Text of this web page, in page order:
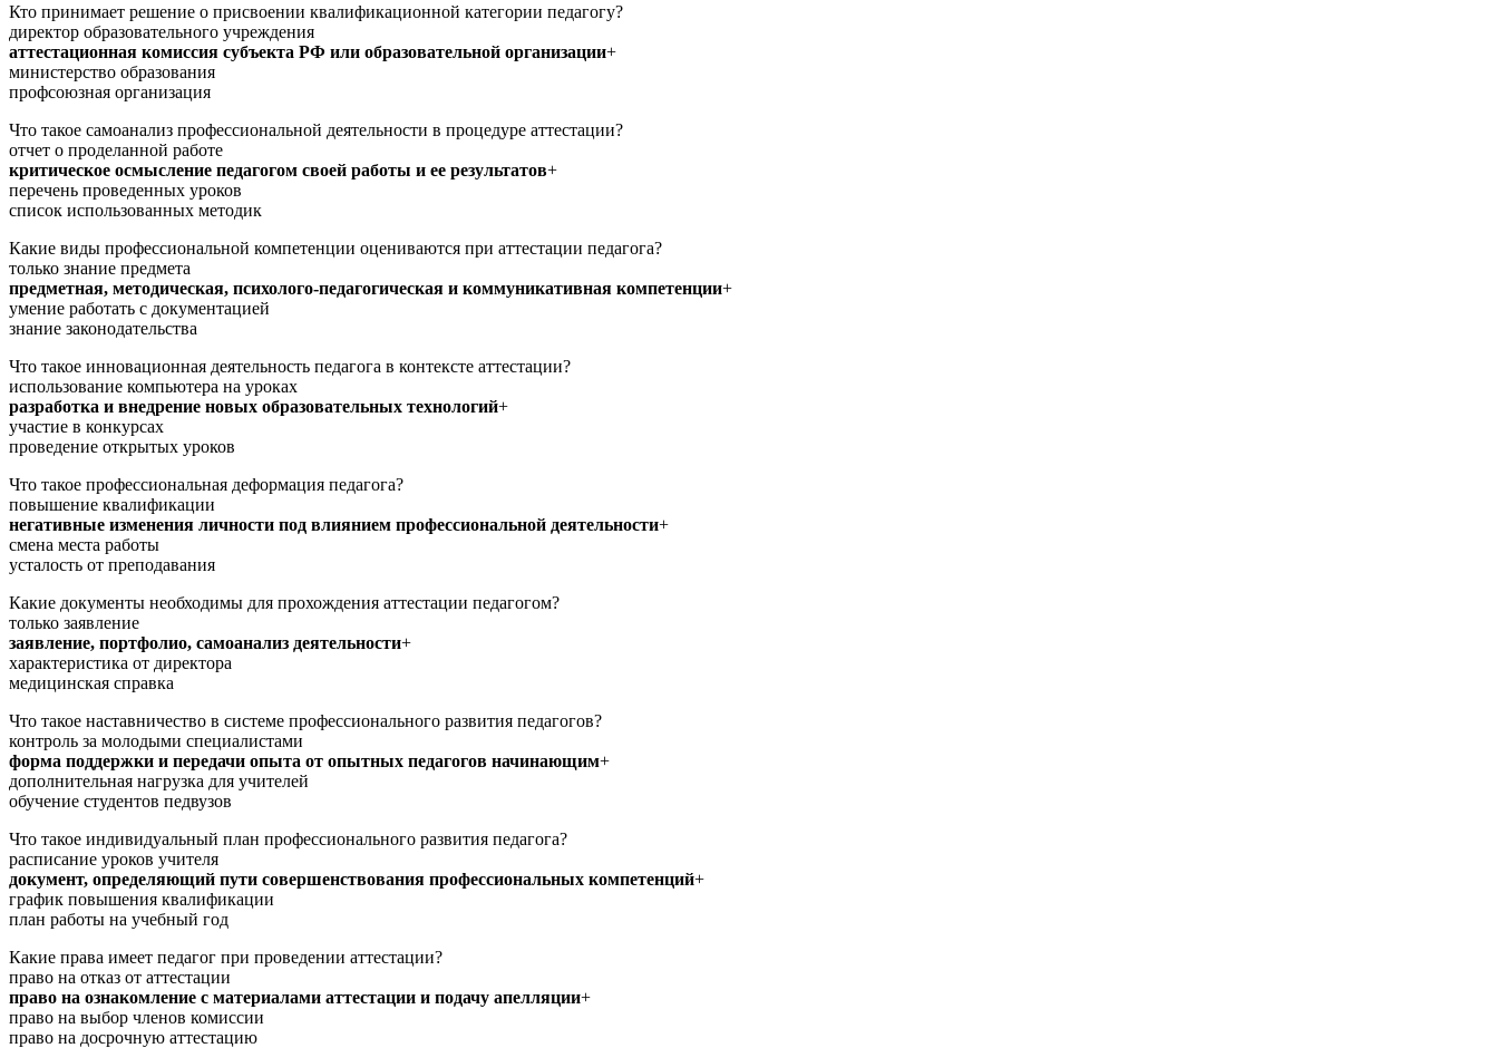
Кто принимает решение о присвоении квалификационной категории педагогу?
директор образовательного учреждения
аттестационная комиссия субъекта РФ или образовательной организации+
министерство образования
профсоюзная организация
Что такое самоанализ профессиональной деятельности в процедуре аттестации?
отчет о проделанной работе
критическое осмысление педагогом своей работы и ее результатов+
перечень проведенных уроков
список использованных методик
Какие виды профессиональной компетенции оцениваются при аттестации педагога?
только знание предмета
предметная, методическая, психолого-педагогическая и коммуникативная компетенции+
умение работать с документацией
знание законодательства
Что такое инновационная деятельность педагога в контексте аттестации?
использование компьютера на уроках
разработка и внедрение новых образовательных технологий+
участие в конкурсах
проведение открытых уроков
Что такое профессиональная деформация педагога?
повышение квалификации
негативные изменения личности под влиянием профессиональной деятельности+
смена места работы
усталость от преподавания
Какие документы необходимы для прохождения аттестации педагогом?
только заявление
заявление, портфолио, самоанализ деятельности+
характеристика от директора
медицинская справка
Что такое наставничество в системе профессионального развития педагогов?
контроль за молодыми специалистами
форма поддержки и передачи опыта от опытных педагогов начинающим+
дополнительная нагрузка для учителей
обучение студентов педвузов
Что такое индивидуальный план профессионального развития педагога?
расписание уроков учителя
документ, определяющий пути совершенствования профессиональных компетенций+
график повышения квалификации
план работы на учебный год
Какие права имеет педагог при проведении аттестации?
право на отказ от аттестации
право на ознакомление с материалами аттестации и подачу апелляции+
право на выбор членов комиссии
право на досрочную аттестацию